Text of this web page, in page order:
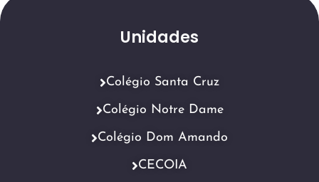
Unidades
Colégio Santa Cruz
Colégio Notre Dame
Colégio Dom Amando
CECOIA